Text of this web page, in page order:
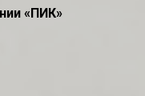
«ПИК»